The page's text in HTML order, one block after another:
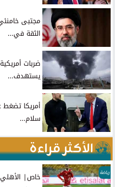
مجتبى
الثقة في...
ضربات
يستهدف...
أمريكا تضغط
سلام...
الأكثر قراءة
رياضة
خاص|